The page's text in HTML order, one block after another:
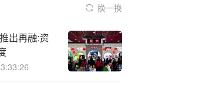
换一换
出再融:资